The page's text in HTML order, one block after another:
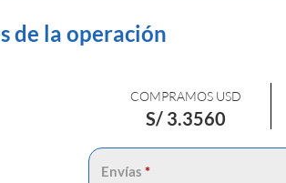
de la operación
COMPRAMOS USD
S/ 3.3560
Envías *